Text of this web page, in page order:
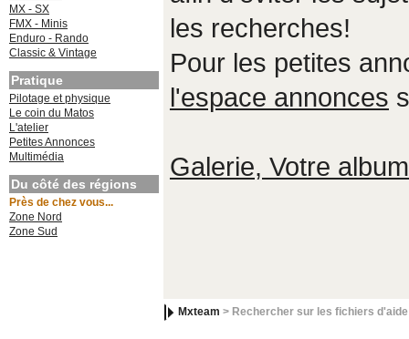
MX - SX
FMX - Minis
Enduro - Rando
Classic & Vintage
Pratique
Pilotage et physique
Le coin du Matos
L'atelier
Petites Annonces
Multimédia
Du côté des régions
Près de chez vous...
Zone Nord
Zone Sud
les recherches!
Pour les petites
l'espace annonces
Galerie, Votre
Mxteam > Rechercher sur les fichiers d'aide